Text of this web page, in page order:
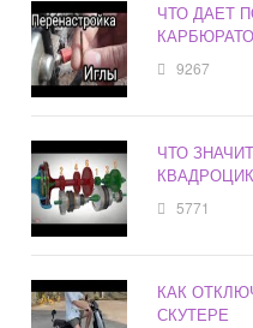
ЧТО ДАЕТ
9267
ЧТО
5771
КАК
СКУТЕРЕ